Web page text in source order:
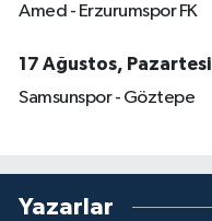
Amed - Erzurumspor FK
17 Ağustos, Pazartesi
Samsunspor - Göztepe
Yazarlar